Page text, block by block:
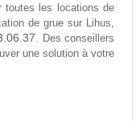
les locations de
de grue sur Lihus,
. Des conseillers
une solution à votre